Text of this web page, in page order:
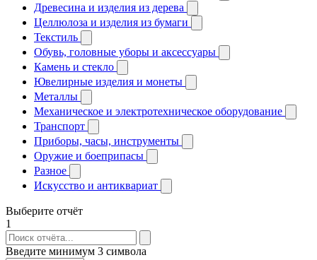
Древесина и изделия из дерева
Целлюлоза и изделия из бумаги
Текстиль
Обувь, головные уборы и аксессуары
Камень и стекло
Ювелирные изделия и монеты
Металлы
Механическое и электротехническое оборудование
Транспорт
Приборы, часы, инструменты
Оружие и боеприпасы
Разное
Искусство и антиквариат
Выберите отчёт
1
Введите минимум 3 символа